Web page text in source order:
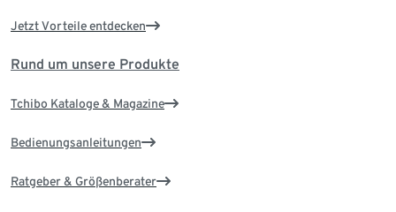
Jetzt Vorteile entdecken
Rund um unsere Produkte
Tchibo Kataloge & Magazine
Bedienungsanleitungen
Ratgeber & Größenberater